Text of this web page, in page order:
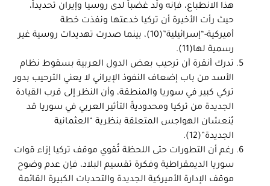
هذا الانطباع، فإنه ولّد غضباً لدى روسيا وإيران تحديداً،
حيث رأت الأخيرة أن تركيا خدعتها ونفذت خطة
أميركية-“إسرائيلية”(10)، بينما صدرت تهديدات روسية غير
رسمية لها(11).
تدرك أنقرة أن ترحيب بعض الدول العربية بسقوط نظام
الأسد من باب إضعاف النفوذ الإيراني لا يعني الترحيب بدور
تركي كبير في سوريا والمنطقة، وأن النظر إلى قرب القيادة
الجديدة من تركيا ومحدوديةَ التأثير العربي في سوريا قد
يُنعشان الهواجس المتعلقة بنظرية “العثمانية
الجديدة”(12).
رغم أن التطورات حتى اللحظة تُقوي موقف تركيا إزاء قوات
سوريا الديمقراطية وفكرة تقسيم البلاد، فإن عدم وضوح
موقف الإدارة الأميركية الجديدة والتحديات الكبيرة القائمة